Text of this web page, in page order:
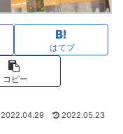
はてブ
コピー
2022.04.29 2022.05.23